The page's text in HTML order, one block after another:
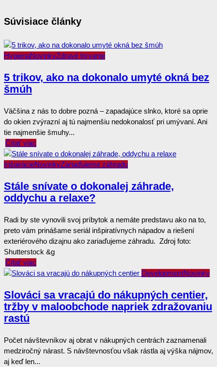
Súvisiace články
HygienaNovinkyZdravé bývanie
5 trikov, ako na dokonalo umyté okná bez
šmúh
Väčšina z nás to dobre pozná – zapadajúce slnko, ktoré sa oprie
do okien zvýrazní aj tú najmenšiu nedokonalosť pri umývaní. Ani
tie najmenšie šmuhy...
Čítať viac
InšpirácieNovinkyZariaďujeme záhradu
Stále snívate o dokonalej záhrade,
oddychu a relaxe?
Radi by ste vynovili svoj príbytok a nemáte predstavu ako na to,
preto vám prinášame seriál inšpiratívnych nápadov a riešení
exteriérového dizajnu ako zariaďujeme záhradu. Zdroj foto:
Shutterstock &g
Čítať viac
DevelopmentNovinky
Slováci sa vracajú do nákupných centier,
tržby v maloobchode napriek zdražovaniu
rastú
Počet návštevníkov aj obrat v nákupných centrách zaznamenali
medziročný nárast. S návštevnosťou však rástla aj výška nájmov,
aj keď len...